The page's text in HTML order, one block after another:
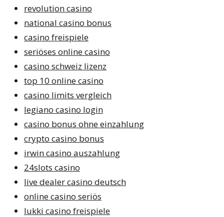
revolution casino
national casino bonus
casino freispiele
seriöses online casino
casino schweiz lizenz
top 10 online casino
casino limits vergleich
legiano casino login
casino bonus ohne einzahlung
crypto casino bonus
irwin casino auszahlung
24slots casino
live dealer casino deutsch
online casino seriös
lukki casino freispiele